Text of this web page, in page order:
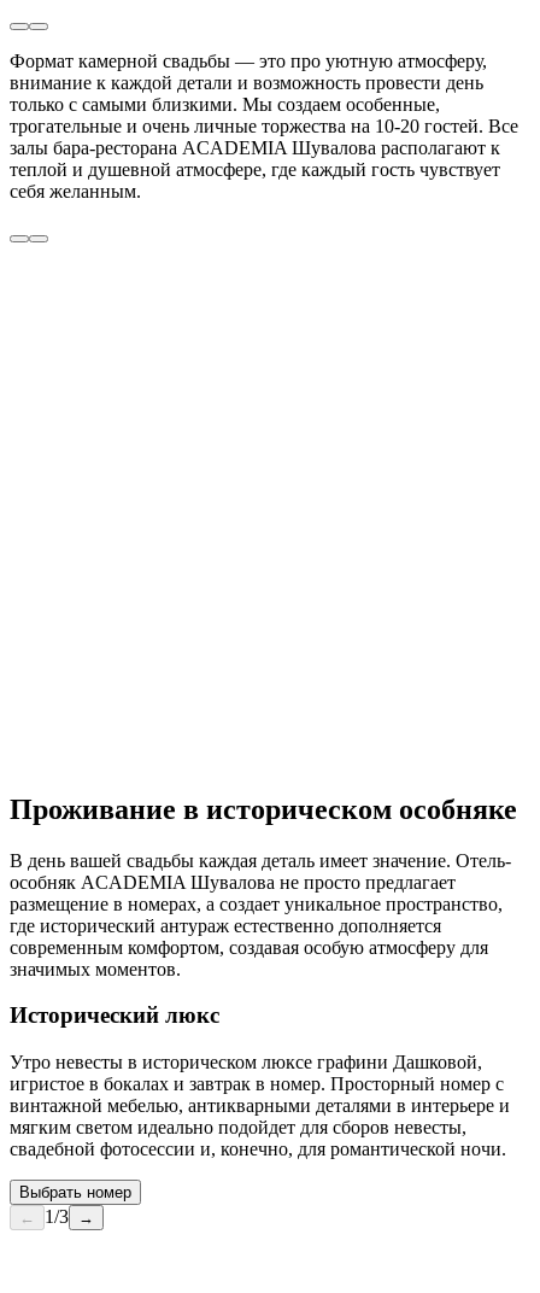
Формат камерной свадьбы — это про уютную атмосферу,
внимание к каждой детали и возможность провести день
только с самыми близкими. Мы создаем особенные,
трогательные и очень личные торжества на 10-20 гостей. Все
залы бара-ресторана ACADEMIA Шувалова располагают к
теплой и душевной атмосфере, где каждый гость чувствует
себя желанным.
Проживание в историческом особняке
В день вашей свадьбы каждая деталь имеет значение. Отель-
особняк ACADEMIA Шувалова не просто предлагает
размещение в номерах, а создает уникальное пространство,
где исторический антураж естественно дополняется
современным комфортом, создавая особую атмосферу для
значимых моментов.
Исторический люкс
Утро невесты в историческом люксе графини Дашковой,
игристое в бокалах и завтрак в номер. Просторный номер с
винтажной мебелью, антикварными деталями в интерьере и
мягким светом идеально подойдет для сборов невесты,
свадебной фотосессии и, конечно, для романтической ночи.
Выбрать номер
←
1/3 →